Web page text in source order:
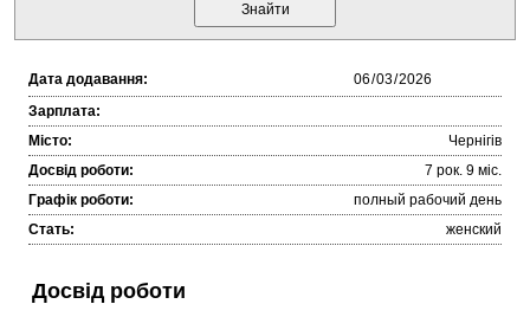
Дата додавання:
Зарплата:
Місто:
Чернігів
Досвід роботи:
7 рок. 9 міc.
Графік роботи:
полный рабочий день
Стать:
женский
Досвід роботи